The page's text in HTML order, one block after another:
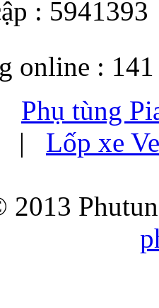
: 5941393
online : 141
Phụ tùng
| Lốp xe
2013